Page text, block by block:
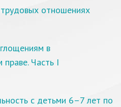
отношениях
в
Часть I
с детьми 6–7 лет по